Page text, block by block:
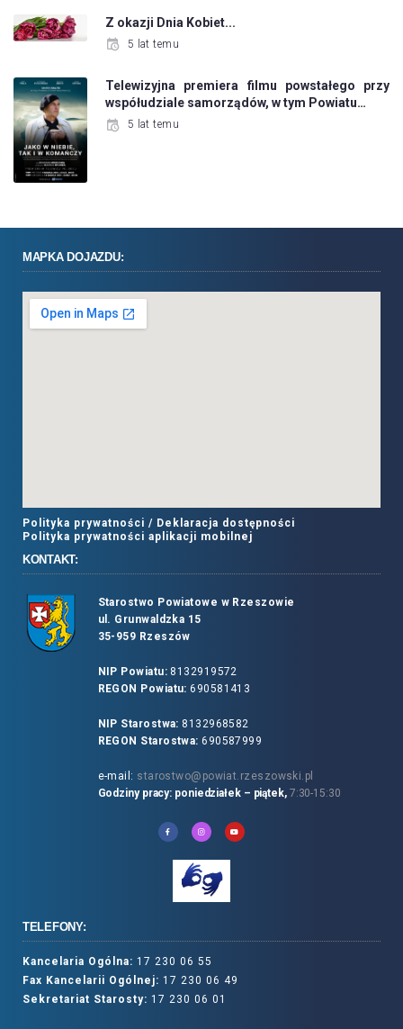
Z okazji Dnia Kobiet...
5 lat temu
Telewizyjna premiera filmu powstałego przy
współudziale samorządów, w tym Powiatu…
5 lat temu
MAPKA DOJAZDU:
Polityka prywatności / Deklaracja dostępności
Polityka prywatności aplikacji mobilnej
KONTAKT:
Starostwo Powiatowe w Rzeszowie
ul. Grunwaldzka 15
35-959 Rzeszów
NIP Powiatu:8132919572
REGON Powiatu: 690581413
NIP Starostwa: 8132968582
REGON Starostwa: 690587999
e-mail: starostwo@powiat.rzeszowski.pl
Godziny pracy: poniedziałek – piątek, 7:30-15:30
TELEFONY:
Kancelaria Ogólna: 17 230 06 55
Fax Kancelarii Ogólnej: 17 230 06 49
Sekretariat Starosty: 17 230 06 01